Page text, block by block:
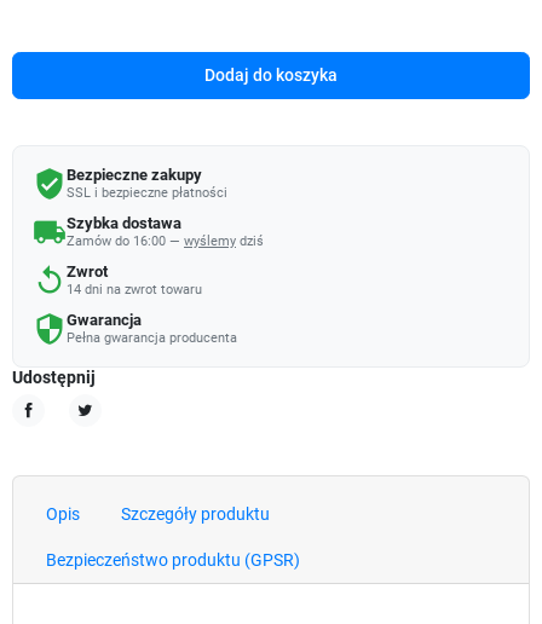
Dodaj do koszyka
verified_user Bezpieczne zakupy
SSL i bezpieczne płatności
local_shippingSzybka dostawa
Zamów do 16:00 — wyślemy dziś
replay Zwrot
14 dni na zwrot towaru
security Gwarancja
Pełna gwarancja producenta
Udostępnij
Opis Szczegóły produktu
Bezpieczeństwo produktu (GPSR)